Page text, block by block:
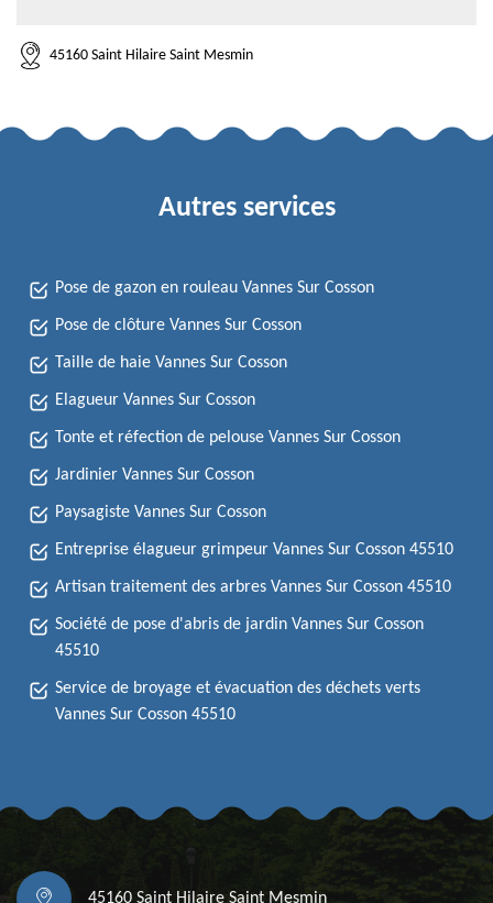
45160 Saint Hilaire Saint Mesmin
Autres services
Pose de gazon en rouleau Vannes Sur Cosson
Pose de clôture Vannes Sur Cosson
Taille de haie Vannes Sur Cosson
Elagueur Vannes Sur Cosson
Tonte et réfection de pelouse Vannes Sur Cosson
Jardinier Vannes Sur Cosson
Paysagiste Vannes Sur Cosson
Entreprise élagueur grimpeur Vannes Sur Cosson 45510
Artisan traitement des arbres Vannes Sur Cosson 45510
Société de pose d'abris de jardin Vannes Sur Cosson
45510
Service de broyage et évacuation des déchets verts
Vannes Sur Cosson 45510
45160 Saint Hilaire Saint Mesmin